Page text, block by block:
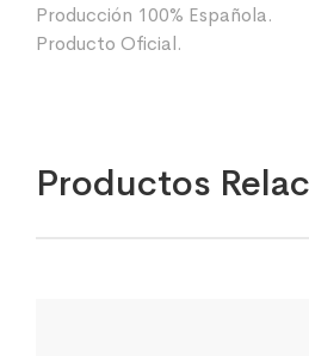
Producción 100% Española.
Producto Oficial.
Productos